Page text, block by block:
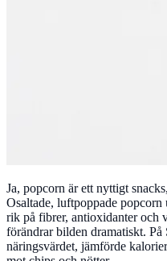
Ja, popcorn är ett nyttigt
Osaltade, luftpoppade
rik på fibrer, antioxidanter och
förändrar bilden dramatiskt. På
näringsvärdet, jämförde